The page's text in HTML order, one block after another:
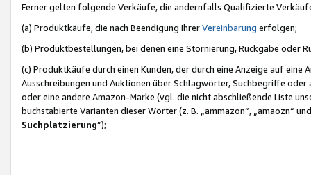
Ferner gelten folgende Verkäufe, die andernfalls Qualifizierte
(a) Produktkäufe, die nach Beendigung IhrerVereinbarung erfolgen;
(b) Produktbestellungen, bei denen eine Stornierung, Rückgabe oder
(c) Produktkäufe durch einen Kunden, der durch eine Anzeige auf
Ausschreibungen und Auktionen über Schlagwörter, Suchbegriffe
oder eine andere Amazon-Marke (vgl. die nicht abschließende Liste
buchstabierte Varianten dieser Wörter (z. B. „ammazon“, „amaozn“
Suchplatzierung”);